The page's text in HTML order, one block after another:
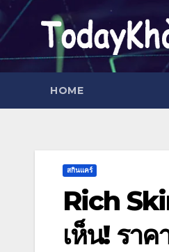
Skip
to
HOME
สกินแคร์
Rich
เห็น! รา